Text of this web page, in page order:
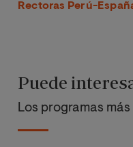
Rectoras Perú-
Puede
Los programas